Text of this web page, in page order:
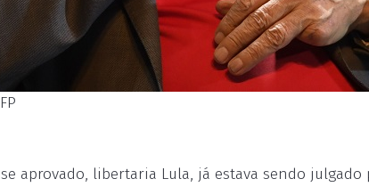
aprovado, libertaria Lula, já estava sendo